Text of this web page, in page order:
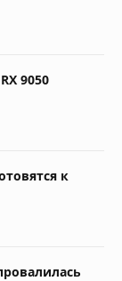
9050
к